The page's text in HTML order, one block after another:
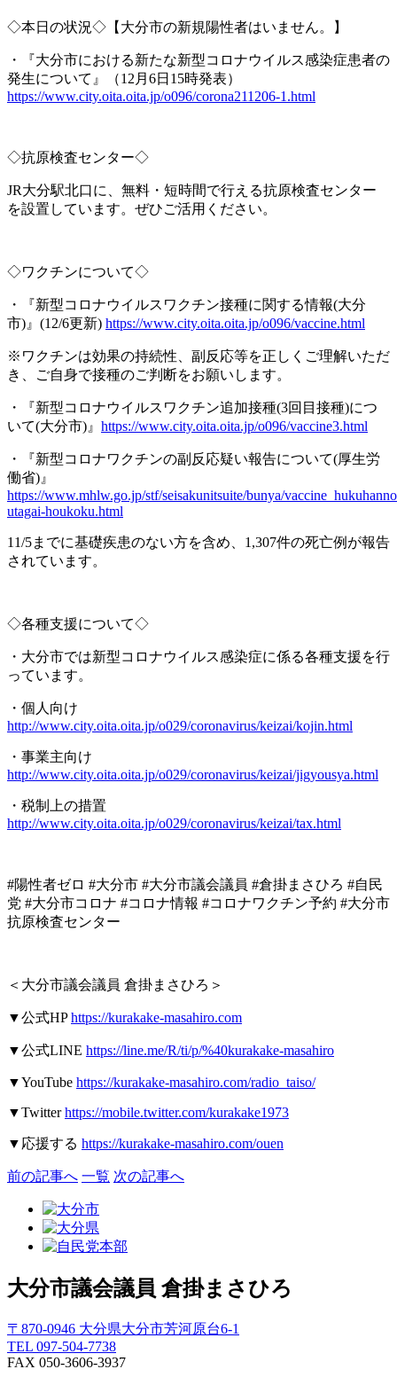
◇本日の状況◇【大分市の新規陽性者はいません。】
・『大分市における新たな新型コロナウイルス感染症患者の
発生について』（12 月 6日 15時発表）
https://www.city.oita.oita.jp/o096/corona211206-1.html
◇抗原検査センター◇
JR大分駅北口に、無料・短時間で行える抗原検査センター
を設置しています。ぜひご活用ください。
◇ワクチンについて◇
・『新型コロナウイルスワクチン接種に関する情報(大分
市) 』 (12/6更新) https://www.city.oita.oita.jp/o096/vaccine.html
※ ワクチンは効果の持続性、副反応等を正しくご理解いただ
き、ご自身で接種のご判断をお願いします。
・『新型コロナウイルスワクチン追加接種(3回目接種)につ
いて(大分市) 』 https://www.city.oita.oita.jp/o096/vaccine3.html
・『新型コロナワクチンの副反応疑い報告について(厚生労
働省) 』
https://www.mhlw.go.jp/stf/seisakunitsuite/bunya/
utagai-houkoku.html
11/5までに基礎疾患のない方を含め、 1,307件の死亡例が報告
されています。
◇各種支援について◇
・大分市では新型コロナウイルス感染症に係る各種支援を行
っています。
・個人向け
http://www.city.oita.oita.jp/o029/coronavirus/keizai/kojin.html
・事業主向け
http://www.city.oita.oita.jp/o029/coronavirus/keizai/jigyousya.html
・税制上の措置
http://www.city.oita.oita.jp/o029/coronavirus/keizai/tax.html
#陽性者ゼロ #大分市 #大分市議会議員 #倉掛まさひろ #自民
党 #大分市コロナ #コロナ情報 #コロナワクチン予約 #大分市
抗原検査センター
＜大分市議会議員 倉掛まさひろ＞
▼公式HP https://kurakake-masahiro.com
▼公式LINE https://line.me/R/ti/p/%40kurakake-masahiro
▼YouTube https://kurakake-masahiro.com/radio_taiso/
▼Twitter https://mobile.twitter.com/kurakake1973
▼ 応援する https://kurakake-masahiro.com/ouen
前の記事へ 一覧 次の記事へ
大分市議会議員 倉掛まさひろ
〒870-0946 大分県大分市芳河原台6-1
TEL 097-504-7738
FAX 050-3606-3937